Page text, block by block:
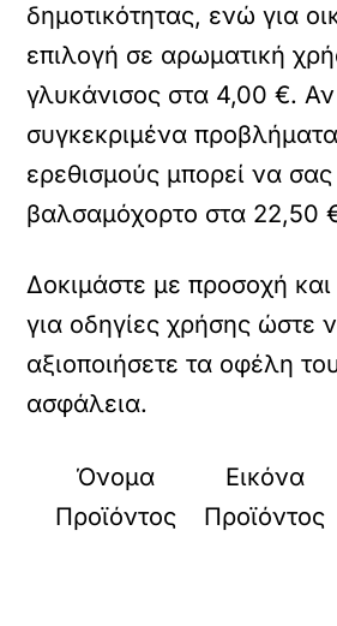
δημοτικότητας, ενώ για
επιλογή σε αρωματική
γλυκάνισος στα 4,00 €. Αν
συγκεκριμένα
ερεθισμούς μπορεί να
βαλσαμόχορτο στα 22,50
Δοκιμάστε με προσοχή
για οδηγίες χρήσης ώστε
αξιοποιήσετε τα οφέλη
ασφάλεια.
Όνομα
Προϊόντος
Εικόνα
Προϊόντος